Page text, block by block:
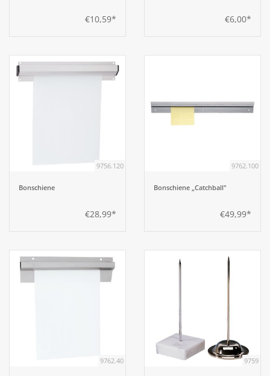
Küchentechnik
€10,59* €6,00*
9756.120
Bonschiene
€28,99*
9762.100
Bonschiene „Catchball"
€49,99*
9762.40 9759